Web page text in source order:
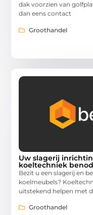
dak voorzien van
dan eens contact
Groothandel
Uw slagerij
koeltechniek
Bezit u een slagerij en
koelmeubels?
uitstekend helpen met
Groothandel